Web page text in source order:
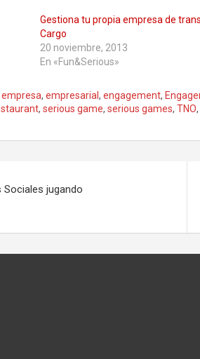
Gestiona tu propia empresa de
Cargo
20 noviembre, 2013
En «Fun&Serious»
empresa, empresarial , engagement,
, serious game, serious games, TNO,
jugando